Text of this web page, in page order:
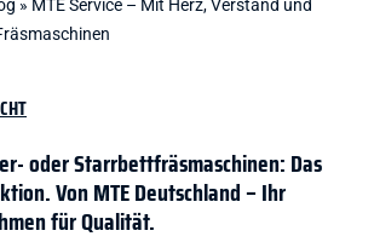
» MTE Service – Mit Herz, Verstand und
oder Starrbettfräsmaschinen: Das
Von MTE Deutschland – Ihr
für Qualität.